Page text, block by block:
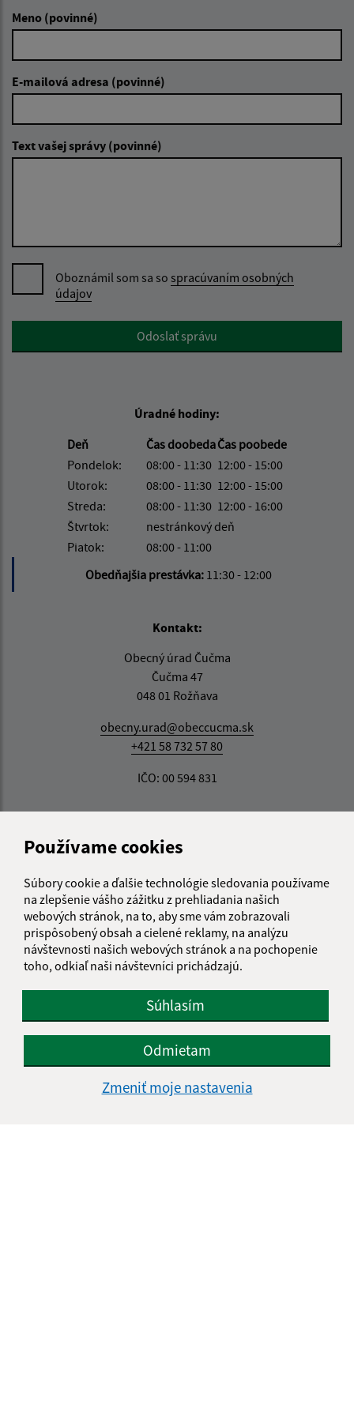
Používame cookies
Súbory cookie a ďalšie technológie sledovania používame
na zlepšenie vášho zážitku z prehliadania našich
webových stránok, na to, aby sme vám zobrazovali
prispôsobený obsah a cielené reklamy, na analýzu
návštevnosti našich webových stránok a na pochopenie
toho, odkiaľ naši návštevníci prichádzajú.
Súhlasím
Odmietam
Zmeniť moje nastavenia
Meno (povinné)
E-mailová adresa (povinné)
Text vašej správy (povinné)
Oboznámil som sa so spracúvaním osobných
údajov
Google reCaptcha ResponseOdoslať správu
Úradné hodiny:
Deň
Čas doobedaČas poobede
Pondelok:
08:00 - 11:30 12:00 - 15:00
Utorok:
08:00 - 11:30 12:00 - 15:00
Streda:
08:00 - 11:30 12:00 - 16:00
Štvrtok:
nestránkový deň
Piatok:
08:00 - 11:00
Obedňajšia prestávka: 11:30 - 12:00
Kontakt:
Obecný úrad Čučma
Čučma 47
048 01 Rožňava
obecny.urad@obeccucma.sk
+421 58 732 57 80
IČO: 00 594 831